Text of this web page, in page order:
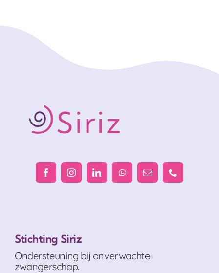
Stichting Siriz
Ondersteuning bij onverwachte
zwangerschap.